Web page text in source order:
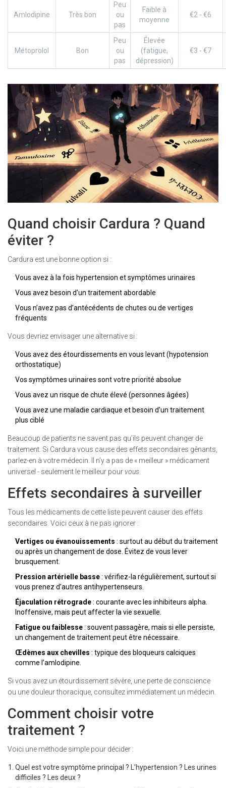
Amlodipine Très bon
Peu
ou
pas
Faible à
moyenne
€2 - €6
Métoprolol Bon
Peu
ou
pas
Élevée
(fatigue,
dépression)
€3 - €7
Quand choisir Cardura ? Quand
éviter ?
Cardura est une bonne option si :
Vous avez à la fois hypertension et symptômes urinaires
Vous avez besoin d’un traitement abordable
Vous n’avez pas d’antécédents de chutes ou de vertiges
fréquents
Vous devriez envisager une alternative si :
Vous avez des étourdissements en vous levant (hypotension
orthostatique)
Vos symptômes urinaires sont votre priorité absolue
Vous avez un risque de chute élevé (personnes âgées)
Vous avez une maladie cardiaque et besoin d’un traitement
plus ciblé
Beaucoup de patients ne savent pas qu’ils peuvent changer de
traitement. Si Cardura vous cause des effets secondaires gênants,
parlez-en à votre médecin. Il n’y a pas de « meilleur » médicament
universel - seulement le meilleur pourvous.
Effets secondaires à surveiller
Tous les médicaments de cette liste peuvent causer des effets
secondaires. Voici ceux à ne pas ignorer :
Vertiges ou évanouissements : surtout au début du traitement
ou après un changement de dose. Évitez de vous lever
brusquement.
Pression artérielle basse: vérifiez-la régulièrement, surtout si
vous prenez d’autres antihypertenseurs.
Éjaculation rétrograde: courante avec les inhibiteurs alpha.
Inoffensive, mais peut affecter la vie sexuelle.
Fatigue ou faiblesse: souvent passagère, mais si elle persiste,
un changement de traitement peut être nécessaire.
Œdèmes aux chevilles : typique des bloqueurs calciques
comme l’amlodipine.
Si vous avez un étourdissement sévère, une perte de conscience
ou une douleur thoracique, consultez immédiatement un médecin.
Comment choisir votre
traitement ?
Voici une méthode simple pour décider :
Quel est votre symptôme principal ? L’hypertension ? Les urines
difficiles ? Les deux ?